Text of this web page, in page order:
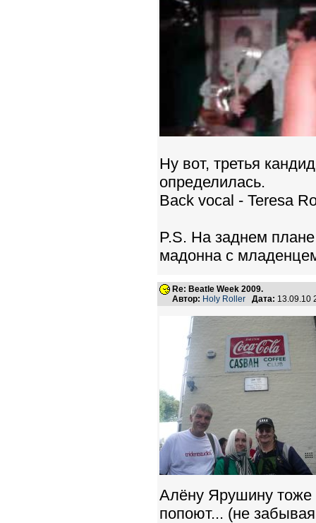
Ну вот, третья
определилась.
Back vocal - Teresa
P.S. На заднем
мадонна с
Re: Beatle Week 2009.
Автор: Holy Roller Дата:
Алёну Ярушину тоже
попоют... (не